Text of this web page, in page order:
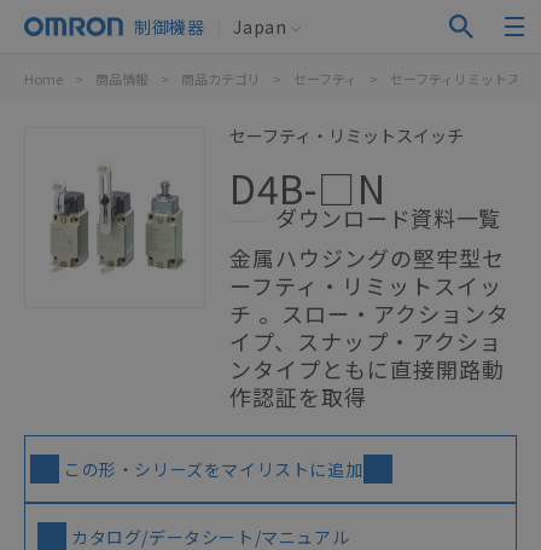
制御機器 Japan
Home > 商品情報 > 商品カテゴリ > セーフティ > セーフティリミットスイ
セーフティ・リミットスイッチ
D4B-□N
ダウンロード資料一覧
金属ハウジングの堅牢型セ
ーフティ・リミットスイッ
チ 。スロー・アクションタ
イプ、スナップ・アクショ
ンタイプともに直接開路動
作認証を取得
この形・シリーズをマイリストに追加
カタログ/データシート/マニュアル